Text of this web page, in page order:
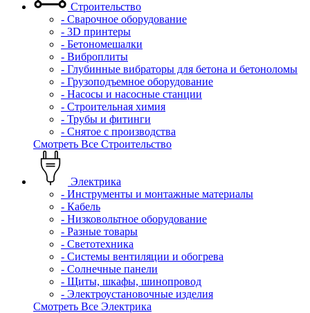
Строительство
- Сварочное оборудование
- 3D принтеры
- Бетономешалки
- Виброплиты
- Глубинные вибраторы для бетона и бетоноломы
- Грузоподъемное оборудование
- Насосы и насосные станции
- Строительная химия
- Трубы и фитинги
- Снятое с производства
Смотреть Все Строительство
Электрика
- Инструменты и монтажные материалы
- Кабель
- Низковольтное оборудование
- Разные товары
- Светотехника
- Системы вентиляции и обогрева
- Солнечные панели
- Щиты, шкафы, шинопровод
- Электроустановочные изделия
Смотреть Все Электрика